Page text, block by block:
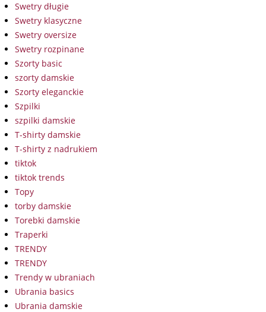
Swetry długie
Swetry klasyczne
Swetry oversize
Swetry rozpinane
Szorty basic
szorty damskie
Szorty eleganckie
Szpilki
szpilki damskie
T-shirty damskie
T-shirty z nadrukiem
tiktok
tiktok trends
Topy
torby damskie
Torebki damskie
Traperki
TRENDY
TRENDY
Trendy w ubraniach
Ubrania basics
Ubrania damskie